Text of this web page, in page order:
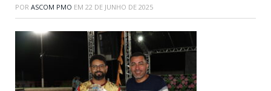
POR ASCOM PMO EM 22 DE JUNHO DE 2025